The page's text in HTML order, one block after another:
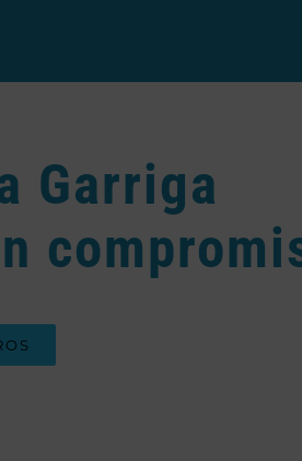
Garriga